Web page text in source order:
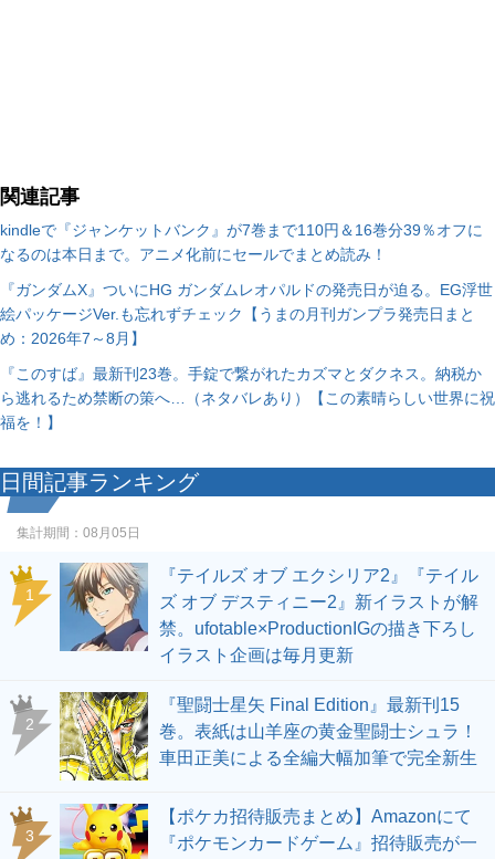
関連記事
kindleで『ジャンケットバンク』が7巻まで110円＆16巻分39％オフに
なるのは本日まで。アニメ化前にセールでまとめ読み！
『ガンダムX』ついにHG ガンダムレオパルドの発売日が迫る。EG浮世
絵パッケージVer.も忘れずチェック【うまの月刊ガンプラ発売日まと
め：2026年7～8月】
『このすば』最新刊23巻。手錠で繋がれたカズマとダクネス。納税か
ら逃れるため禁断の策へ…（ネタバレあり）【この素晴らしい世界に祝
福を！】
日間記事ランキング
集計期間： 08月05日
1
『テイルズ オブ エクシリア2』『テイル
ズ オブ デスティニー2』新イラストが解
禁。ufotable×ProductionIGの描き下ろし
イラスト企画は毎月更新
2
『聖闘士星矢 Final Edition』最新刊15
巻。表紙は山羊座の黄金聖闘士シュラ！
車田正美による全編大幅加筆で完全新生
3
【ポケカ招待販売まとめ】Amazonにて
『ポケモンカードゲーム』招待販売が一